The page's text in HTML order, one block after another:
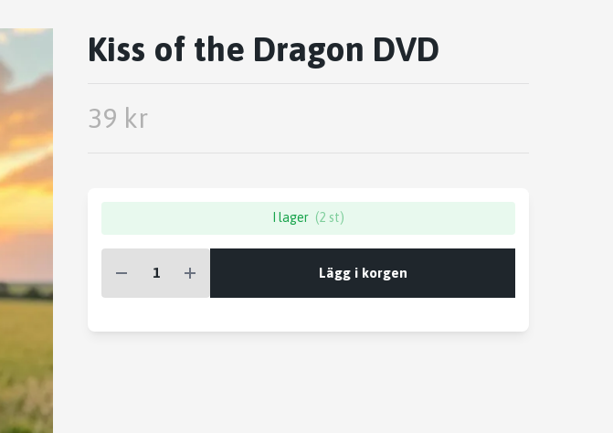
Kiss of the Dragon DVD
39 kr
I lager (2 st)
Lägg i korgen